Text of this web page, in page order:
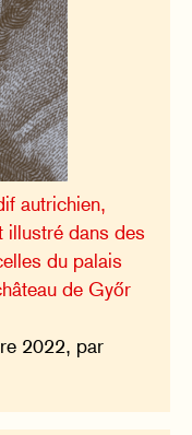
autrichien,
illustré dans des
du palais
de Győr
2022, par